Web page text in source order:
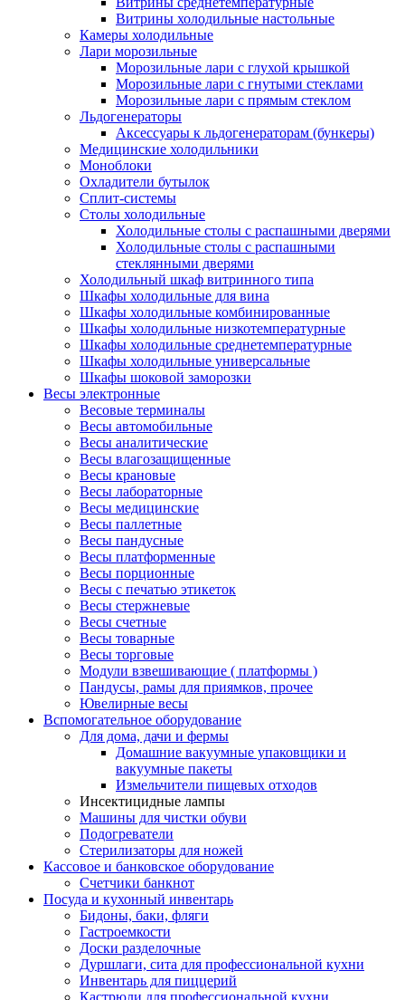
Витрины холодильные настольные
Камеры холодильные
Лари морозильные
Морозильные лари с глухой крышкой
Морозильные лари с гнутыми стеклами
Морозильные лари с прямым стеклом
Льдогенераторы
Аксессуары к льдогенераторам (бункеры)
Медицинские холодильники
Моноблоки
Охладители бутылок
Сплит-системы
Столы холодильные
Холодильные столы с распашными дверями
Холодильные столы с распашными
стеклянными дверями
Холодильный шкаф витринного типа
Шкафы холодильные для вина
Шкафы холодильные комбинированные
Шкафы холодильные низкотемпературные
Шкафы холодильные среднетемпературные
Шкафы холодильные универсальные
Шкафы шоковой заморозки
Весы электронные
Весовые терминалы
Весы автомобильные
Весы аналитические
Весы влагозащищенные
Весы крановые
Весы лабораторные
Весы медицинские
Весы паллетные
Весы пандусные
Весы платформенные
Весы порционные
Весы с печатью этикеток
Весы стержневые
Весы счетные
Весы товарные
Весы торговые
Модули взвешивающие ( платформы )
Пандусы, рамы для приямков, прочее
Ювелирные весы
Вспомогательное оборудование
Для дома, дачи и фермы
Домашние вакуумные упаковщики и
вакуумные пакеты
Измельчители пищевых отходов
Инсектицидные лампы
Машины для чистки обуви
Подогреватели
Стерилизаторы для ножей
Кассовое и банковское оборудование
Счетчики банкнот
Посуда и кухонный инвентарь
Бидоны, баки, фляги
Гастроемкости
Доски разделочные
Дуршлаги, сита для профессиональной кухни
Инвентарь для пиццерий
Кастрюли для профессиональной кухни